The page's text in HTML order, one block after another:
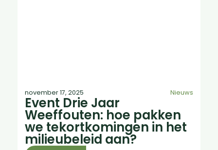
november 17, 2025 Nieuws
Event Drie Jaar
Weeffouten: hoe pakken
we tekortkomingen in het
milieubeleid aan?